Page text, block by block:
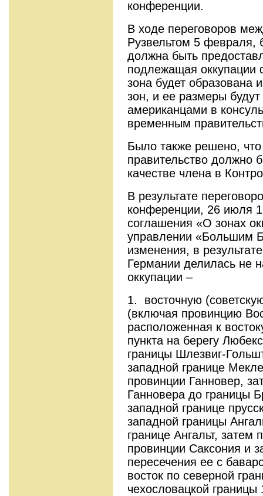
конференции.
В ходе переговоров
Рузвельтом 5
должна быть
подлежащая оккупации
зона будет образована
зон, и ее размеры
американцами в
временным
Было также решено,
правительство должно
качестве члена в
В результате
конференции, 26 июля
соглашения «О зонах
управлении «Большим
изменения, в
Германии делилась не
оккупации –
1. восточную
(включая провинцию
расположенная к
пункта на берегу
границы Шлезвиг-
западной границе
провинции Ганновер,
Ганновера до границы
западной границе
западной границы
границе Ангальт, затем
провинции Саксония и
пересечения ее с
восток по северной
чехословацкой границы